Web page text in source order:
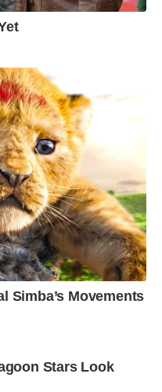
Simba’s Movements
Stars Look